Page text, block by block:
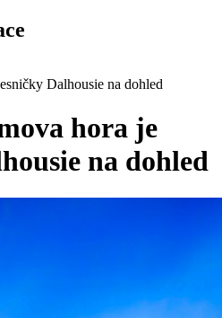
Dalhousie na dohled
hora je
na dohled